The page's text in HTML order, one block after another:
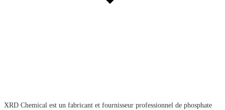
XRD Chemical est un fabricant et fournisseur professionnel de phosphate